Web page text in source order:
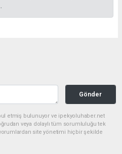
Gönder
etmiş bulunuyor ve ipekyoluhaber.net
veya dolaylı tüm sorumluluğu tek
site yönetimi hiçbir şekilde